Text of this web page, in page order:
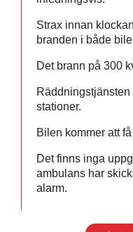
Strax innan
branden i både
Det brann på 300
stationer.
Bilen kommer att
Det finns inga
ambulans har
alarm.